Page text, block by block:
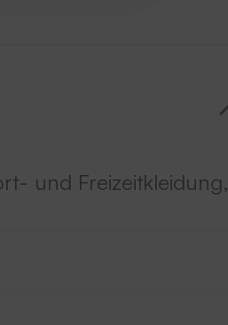
und Freizeitkleidung,